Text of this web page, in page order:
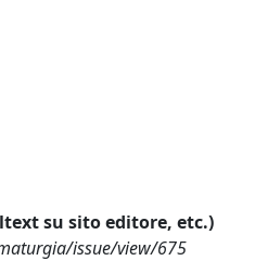
su sito editore, etc.)
issue/view/675